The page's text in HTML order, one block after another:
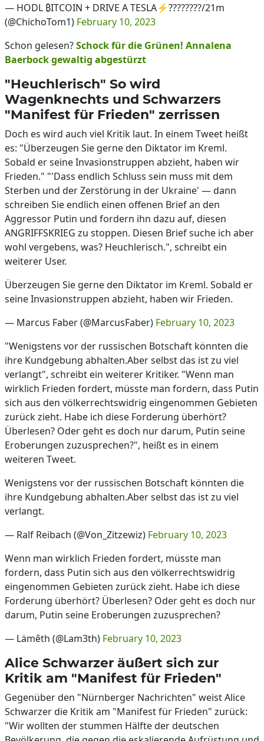
— HODL ₿ITCOIN + DRIVE A TESLA⚡????️????/21m
(@ChichoTom1) February 10, 2023
Schon gelesen?Schock für die Grünen! Annalena
Baerbock gewaltig abgestürzt
"Heuchlerisch" So wird
Wagenknechts und Schwarzers
"Manifest für Frieden" zerrissen
Doch es wird auch viel Kritik laut. In einem Tweet heißt
es: "Überzeugen Sie gerne den Diktator im Kreml.
Sobald er seine Invasionstruppen abzieht, haben wir
Frieden." "'Dass endlich Schluss sein muss mit dem
Sterben und der Zerstörung in der Ukraine' — dann
schreiben Sie endlich einen offenen Brief an den
Aggressor Putin und fordern ihn dazu auf, diesen
ANGRIFFSKRIEG zu stoppen. Diesen Brief suche ich aber
wohl vergebens, was? Heuchlerisch.", schreibt ein
weiterer User.
Überzeugen Sie gerne den Diktator im Kreml. Sobald er
seine Invasionstruppen abzieht, haben wir Frieden.
— Marcus Faber (@MarcusFaber) February 10, 2023
"Wenigstens vor der russischen Botschaft könnten die
ihre Kundgebung abhalten.Aber selbst das ist zu viel
verlangt", schreibt ein weiterer Kritiker. "Wenn man
wirklich Frieden fordert, müsste man fordern, dass Putin
sich aus den völkerrechtswidrig eingenommen Gebieten
zurück zieht. Habe ich diese Forderung überhört?
Überlesen? Oder geht es doch nur darum, Putin seine
Eroberungen zuzusprechen?", heißt es in einem
weiteren Tweet.
Wenigstens vor der russischen Botschaft könnten die
ihre Kundgebung abhalten.Aber selbst das ist zu viel
verlangt.
— Ralf Reibach (@Von_Zitzewiz) February 10, 2023
Wenn man wirklich Frieden fordert, müsste man
fordern, dass Putin sich aus den völkerrechtswidrig
eingenommen Gebieten zurück zieht. Habe ich diese
Forderung überhört? Überlesen? Oder geht es doch nur
darum, Putin seine Eroberungen zuzusprechen?
— Lämêth (@Lam3th) February 10, 2023
Alice Schwarzer äußert sich zur
Kritik am "Manifest für Frieden"
Gegenüber den "Nürnberger Nachrichten" weist Alice
Schwarzer die Kritik am "Manifest für Frieden" zurück:
"Wir wollten der stummen Hälfte der deutschen